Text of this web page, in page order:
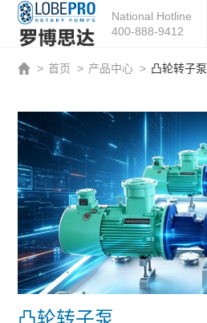
National Hotline
400-888-9412
> 首页 > 产品中心 > 凸轮转子泵
凸轮转子泵